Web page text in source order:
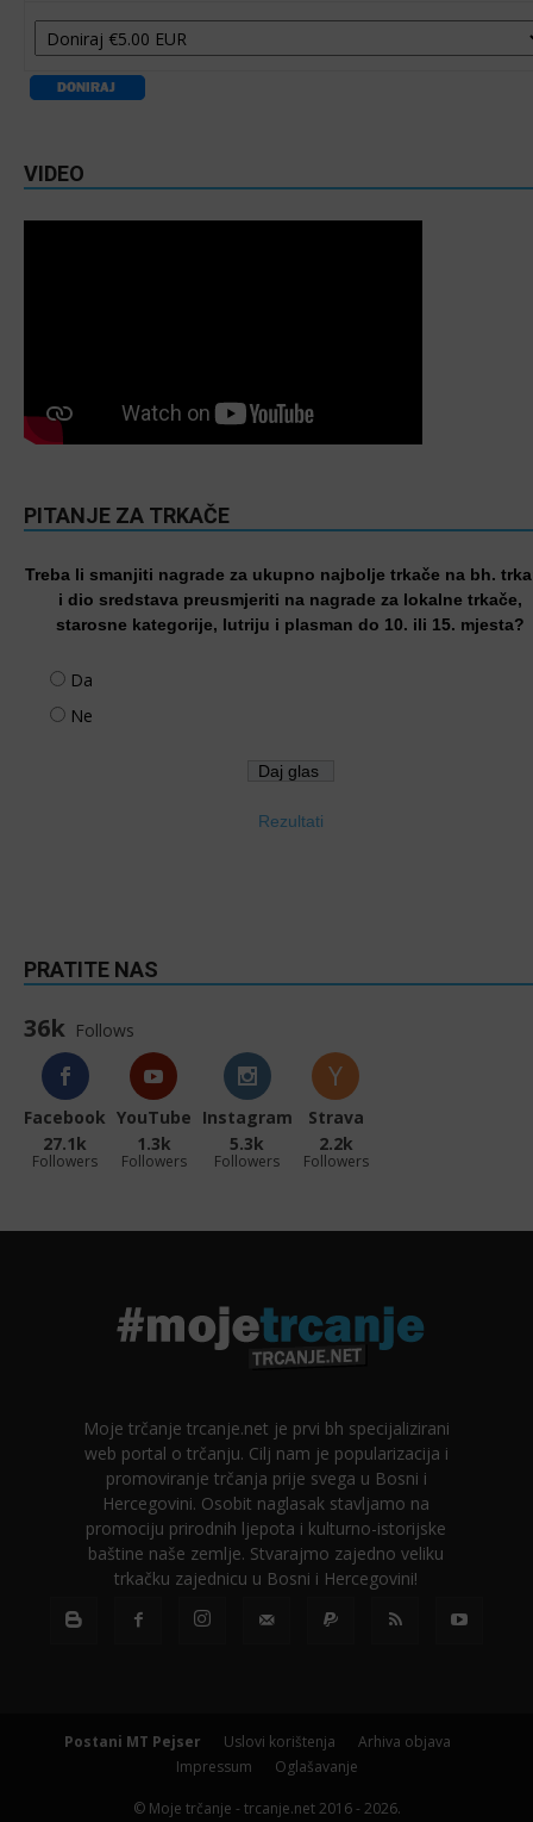
VIDEO
PITANJE ZA TRKAČE
Treba li smanjiti nagrade za ukupno najbolje trkače na bh.
i dio sredstava preusmjeriti na nagrade za lokalne trkače,
starosne kategorije, lutriju i plasman do 10. ili 15. mjesta?
Da
Ne
Rezultati
PRATITE NAS
36k Follows
Facebook
27.1k
Followers
YouTube
1.3k
Followers
Instagram
5.3k
Followers
Strava
2.2k
Followers
Moje trčanje trcanje.net je prvi bh specijalizirani
web portal o trčanju. Cilj nam je popularizacija i
promoviranje trčanja prije svega u Bosni i
Hercegovini. Osobit naglasak stavljamo na
promociju prirodnih ljepota i kulturno-istorijske
baštine naše zemlje. Stvarajmo zajedno veliku
trkačku zajednicu u Bosni i Hercegovini!
Postani MT Pejser Uslovi korištenja
Arhiva objava
Impressum
Oglašavanje
© Moje trčanje - trcanje.net 2016 - 2026.